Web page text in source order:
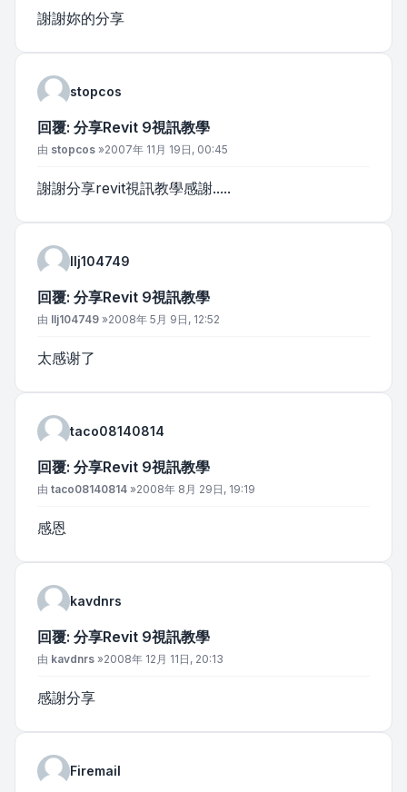
謝謝妳的分享
stopcos
回覆: 分享Revit 9視訊教學
文章
由 stopcos »2007年 11月 19日, 00:45
謝謝分享revit視訊教學感謝.....
llj104749
回覆: 分享Revit 9視訊教學
文章
由 llj104749 »2008年 5月 9日, 12:52
太感谢了
taco08140814
回覆: 分享Revit 9視訊教學
文章
由 taco08140814 »2008年 8月 29日, 19:19
感恩
kavdnrs
回覆: 分享Revit 9視訊教學
文章
由 kavdnrs »2008年 12月 11日, 20:13
感謝分享
Firemail